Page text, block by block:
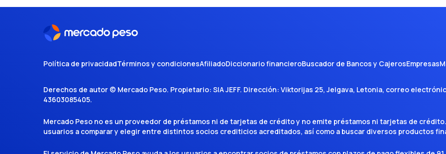
Política de privacidadTérminos y condicionesAfiliadoDiccionario financieroBuscador de Bancos y CajerosEmpresas
Derechos de autor © Mercado Peso. Propietario: SIA JEFF. Dirección: Viktorijas 25, Jelgava, Letonia, correo
43603085405.
Mercado Peso no es un proveedor de préstamos ni de tarjetas de crédito y no emite préstamos ni tarjetas de
usuarios a comparar y elegir entre distintos socios crediticios acreditados, así como a buscar diversos productos